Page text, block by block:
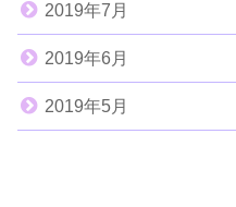
2019年7月
2019年6月
2019年5月